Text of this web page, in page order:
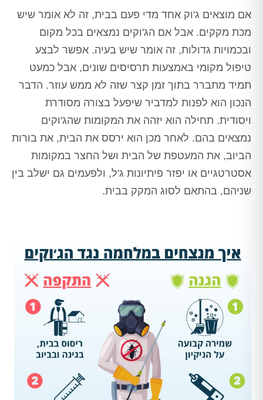
אם מוצאים ג'וק אחד מדי פעם בבית, זה לא אומר שיש
מכת מקקים. אבל אם הג'וקים נמצאים בכל מקום
ובכמויות גדולות, זה אומר שיש בעיה. אפשר לבצע
טיפול מקומי באמצעות תרסיסים שונים, אבל כמעט
תמיד מתברר בתוך זמן קצר שזה לא ממש עוזר. הדבר
הנכון הוא לפנות למדביר שיפעל בצורה מסודרת
ויסודית. תחילה הוא יזהה את המקומות שהג'וקים
נמצאים בהם. לאחר מכן הוא ירסס את הבית, את בורות
הביוב, את המעטפת של הבית ושל החצר במקומות
אסטרטגיים או יפזר פיתיונות ג'ל, ולפעמים גם ישלב בין
שניהם, בהתאם לסוג המקק בבית.